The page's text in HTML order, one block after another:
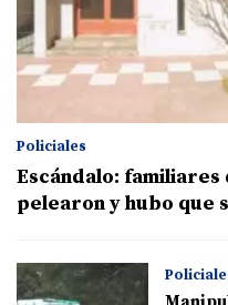
Policiales
Escándalo:
pelearon y hubo que